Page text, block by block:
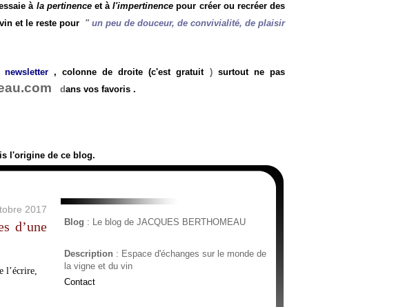
à la pertinenceet àl'impertinence pour créer ou recréer des
et le reste pour "un peu de douceur, de convivialité, de plaisir
, colonne de droite (c'est gratuit) surtout ne pas
dans vos favoris .
l'origine de ce blog.
2017
d’une
Blog : Le blog de JACQUES BERTHOMEAU
Description : Espace d'échanges sur le monde de
la vigne et du vin
Contact